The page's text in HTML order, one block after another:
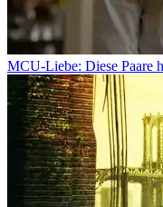
MCU-Liebe: Diese Paare